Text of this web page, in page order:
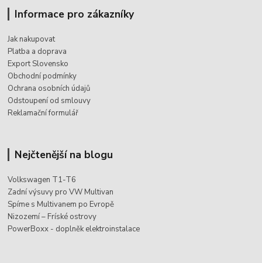
Informace pro zákazníky
Jak nakupovat
Platba a doprava
Export Slovensko
Obchodní podmínky
Ochrana osobních údajů
Odstoupení od smlouvy
Reklamační formulář
Nejčtenější na blogu
Volkswagen T1-T6
Zadní výsuvy pro VW Multivan
Spíme s Multivanem po Evropě
Nizozemí – Fríské ostrovy
PowerBoxx - doplněk elektroinstalace